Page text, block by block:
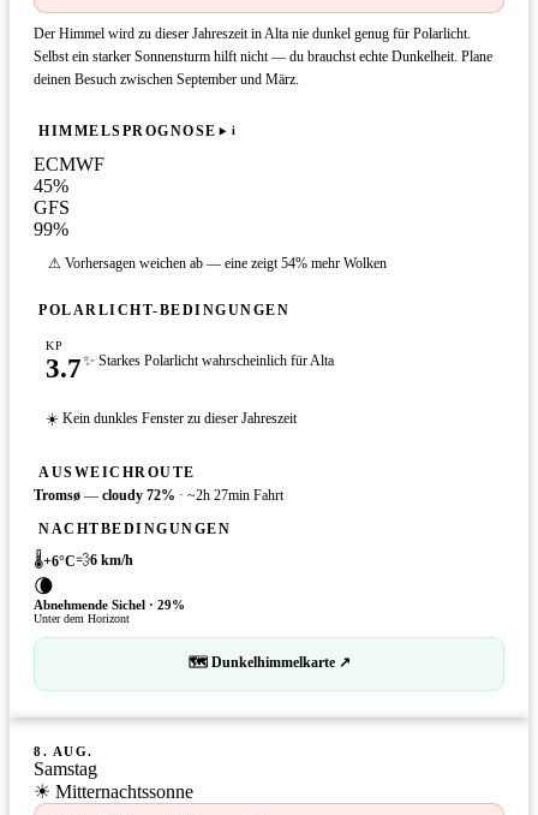
Der Himmel wird zu dieser Jahreszeit in Alta nie dunkel genug für Polarlicht.
Selbst ein starker Sonnensturm hilft nicht — du brauchst echte Dunkelheit. Plane
deinen Besuch zwischen September und März.
HIMMELSPROGNOSE i
ECMWF
45%
GFS
99%
⚠ Vorhersagen weichen ab — eine zeigt 54% mehr Wolken
POLARLICHT-BEDINGUNGEN
KP
3.7✨ Starkes Polarlicht wahrscheinlich für Alta
☀️ Kein dunkles Fenster zu dieser Jahreszeit
AUSWEICHROUTE
Tromsø — cloudy 72% · ~2h 27min Fahrt
NACHTBEDINGUNGEN
🌡️+6°C💨6 km/h
🌘
Abnehmende Sichel · 29%
Unter dem Horizont
🗺 Dunkelhimmelkarte ↗
8. AUG.
Samstag
☀ Mitternachtssonne